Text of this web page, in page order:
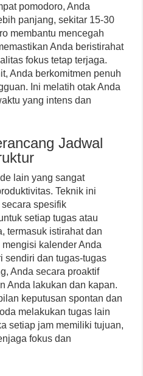
pomodoro, Anda
panjang, sekitar 15-30
membantu mencegah
Anda beristirahat
fokus tetap terjaga.
Anda berkomitmen penuh
Ini melatih otak Anda
yang intens dan
Jadwal
lain yang sangat
Teknik ini
spesifik
setiap tugas atau
termasuk istirahat dan
kalender Anda
sendiri dan tugas-tugas
Anda secara proaktif
Anda lakukan dan kapan.
keputusan spontan dan
melakukan tugas lain
setiap jam memiliki tujuan,
fokus dan